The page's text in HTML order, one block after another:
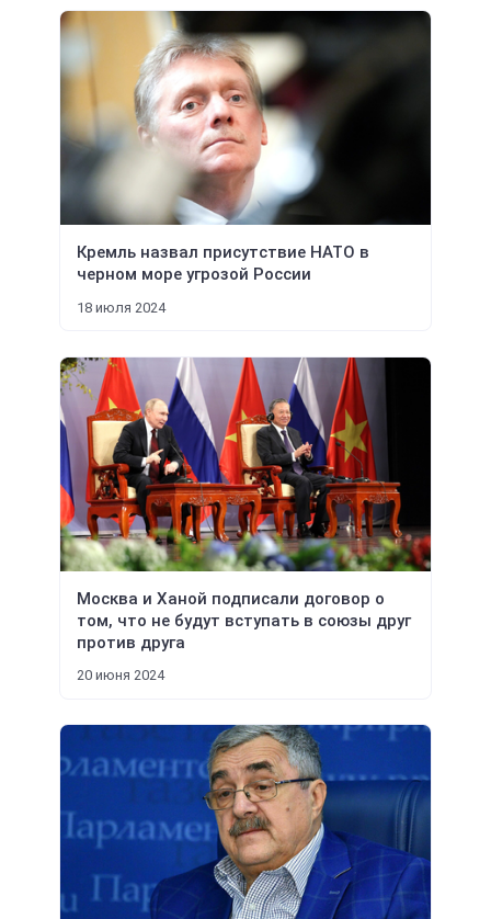
Кремль назвал присутствие НАТО в
черном море угрозой России
18 июля 2024
Москва и Ханой подписали договор о
том, что не будут вступать в союзы друг
против друга
20 июня 2024